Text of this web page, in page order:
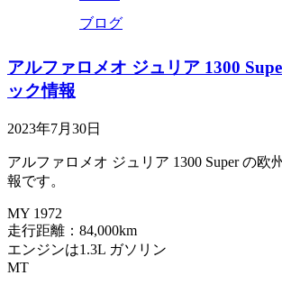
ブログ
アルファロメオ ジュリア 1300
ック情報
2023年7月30日
アルファロメオ ジュリア 1300 Super の欧
報です。
MY 1972
走行距離：84,000km
エンジンは1.3L ガソリン
MT